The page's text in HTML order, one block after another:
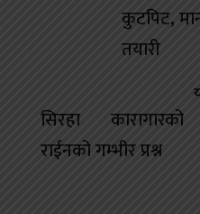
कुटपिट,
तयारी
सिरहा
राईनको गम्भीर प्रश्न